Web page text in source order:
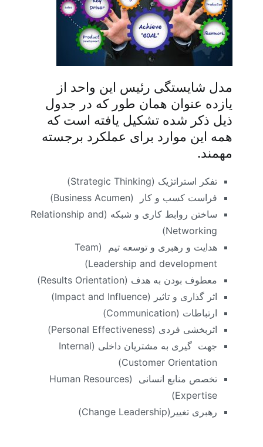
مدل شایستگی رئیس این واحد از
یازده عنوان همان طور که در جدول
ذیل ذکر شده تشکیل یافته است که
همه این موارد برای عملکرد برجسته
مهمند.
تفکر استراتژیک (Strategic Thinking
)
فراست کسب و کار (Business Acumen
)
ساختن روابط کاری و شبکه (Relationship and
Networking
)
هدایت و رهبری و توسعه تیم (Team
Leadership and development
)
معطوف بودن به هدف (Results Orientation
)
اثر گذاری و تاثیر (Impact and Influence)
ارتباطات (Communication
)
اثربخشی فردی (Personal Effectiveness
)
جهت گیری به مشتریان داخلی (Internal
Customer Orientation
)
تخصص منابع انسانی (Human Resources
Expertise
)
رهبری تغییر(Change Leadership
)